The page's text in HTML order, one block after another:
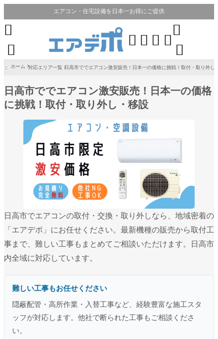
エアコン・住宅設備を日本一お得にご提供
   




 ホーム 対応エリア一覧 日高市ででエアコン激安販売！日本一の価格に挑戦！取付・取り外し
日高市ででエアコン激安販売！日本一の価格
に挑戦！取付・取り外し・移設
日高市でエアコンの取付・交換・取り外しなら、地域密着の
「エアデポ」にお任せください。最新機種の販売から取付工
事まで、難しい工事もまとめてご相談いただけます。日高市
内全域に対応しています。
難しい工事もお任せください
隠蔽配管・高所作業・入替工事など、経験豊富な施工スタ
ッフが対応します。他社で断られた工事もご相談くださ
い。